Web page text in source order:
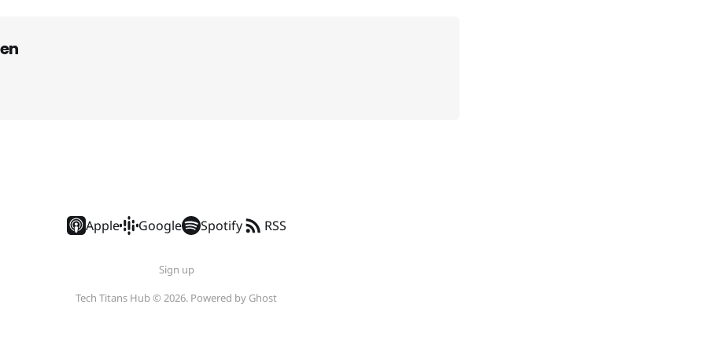
Apple Google Spotify RSS
Sign up
Tech Titans Hub © 2026. Powered by Ghost